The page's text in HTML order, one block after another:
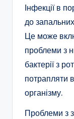
Інфекції в
до
Це може
проблеми з
бактерії з
потрапляти
організму.
Проблеми з